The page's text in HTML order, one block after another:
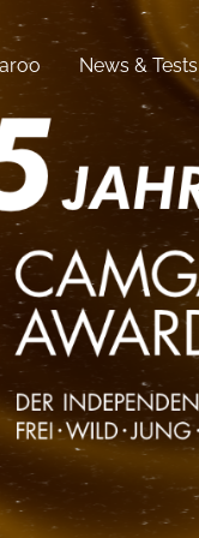
News & Tests